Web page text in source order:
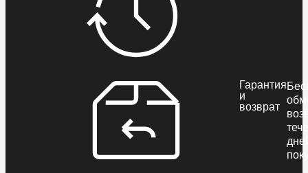
Гарантия
и
возврат